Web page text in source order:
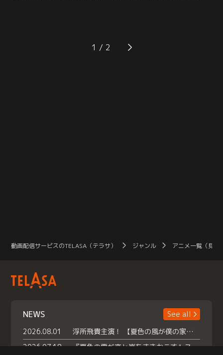
少しずつ深まる中で、吉岡はエレナ
が語ったコインに関する真実を告げ
コイン集めに協力するように持ち掛
ける。それと同時に、自分の仲間が
1
動画配信サービスのTELASA（テラサ） ジャンル アニメ一覧（見放
NEWS
See all
2026.08.01
浮所飛貴主演！ 【夏色の風が僕の家にやってきた】 本日よりテラサで独占配信スタート！
2026.07.18
『夏色の雲が恋と嵐をまきおこす』スペシャルメイキング 【Part1】2026年７月18日（土）23時30分～配信スタート！話題のシーンの裏側を大公開！豪華キャスト大集合！ 『武宮家 真夏の家族会議』開催！